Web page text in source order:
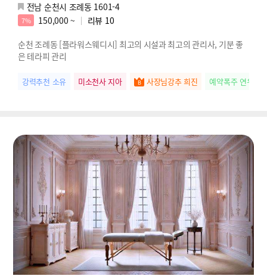
전남 순천시 조례동 1601-4
7% 150,000 ~ 리뷰 10
순천 조례동 [플라워스웨디시] 최고의 시설과 최고의 관리사, 기분 좋
은 테라피 관리
강력추천 소유 미소천사 지아 사장님강추 희진 예약폭주 연우